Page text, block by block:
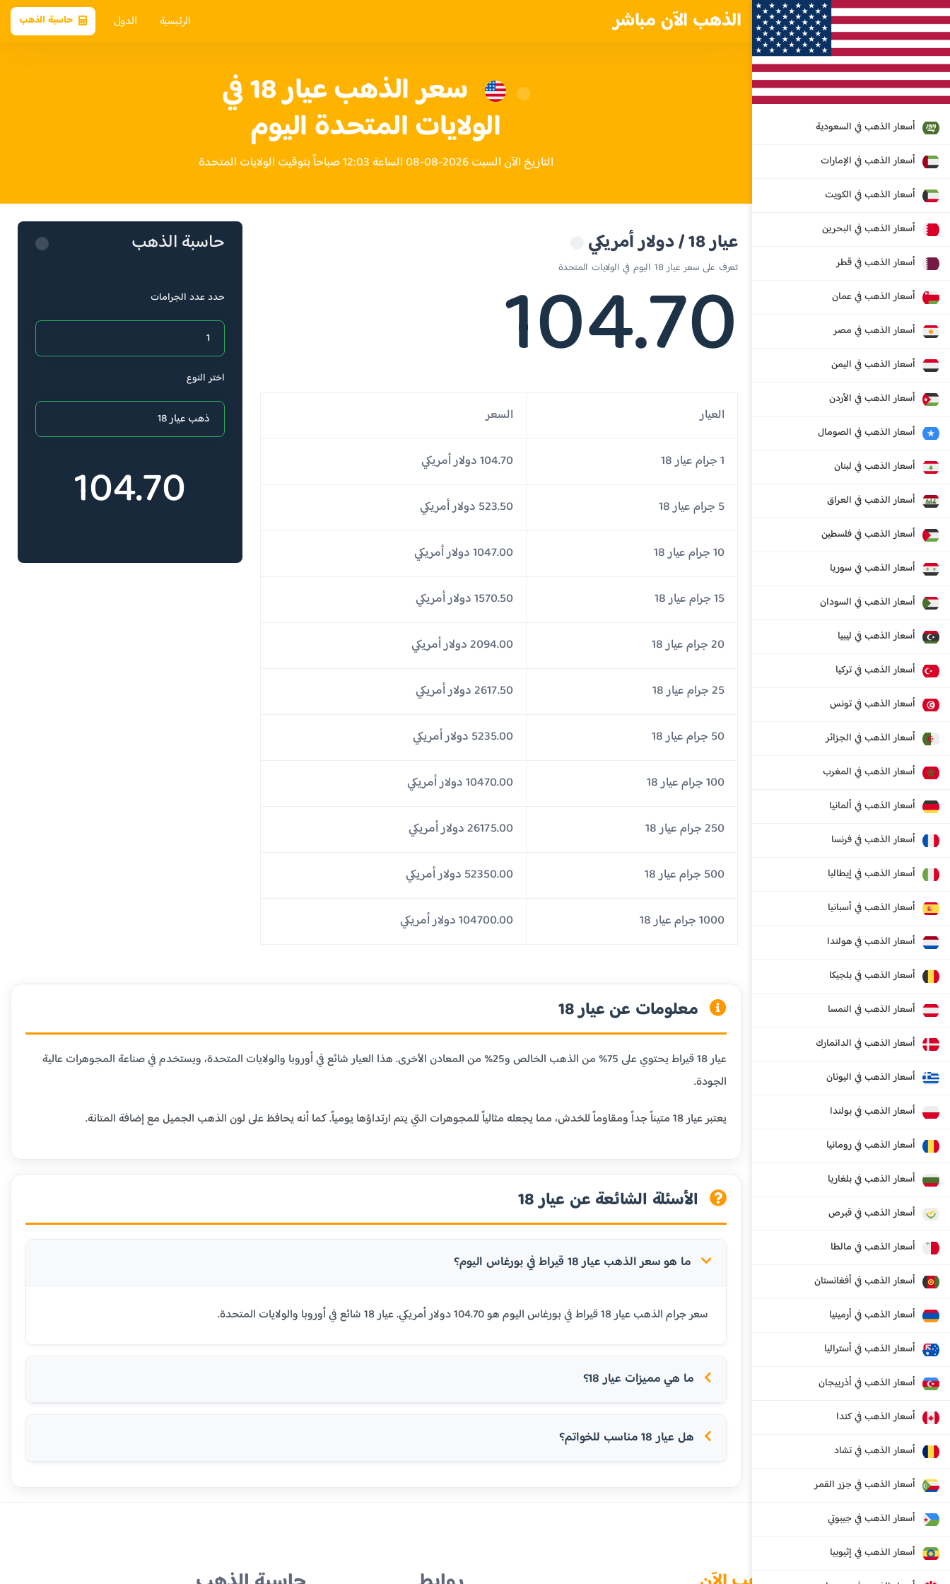
الذهب الآن مباشر الرئيسية الدول حاسبة الذهب
أسعار الذهب في السعودية
أسعار الذهب في الإمارات
أسعار الذهب في الكويت
أسعار الذهب في البحرين
أسعار الذهب في قطر
أسعار الذهب في عمان
أسعار الذهب في مصر
أسعار الذهب في اليمن
أسعار الذهب في الأردن
أسعار الذهب في الصومال
أسعار الذهب في لبنان
أسعار الذهب في العراق
أسعار الذهب في فلسطين
أسعار الذهب في سوريا
أسعار الذهب في السودان
أسعار الذهب في ليبيا
أسعار الذهب في تركيا
أسعار الذهب في تونس
أسعار الذهب في الجزائر
أسعار الذهب في المغرب
أسعار الذهب في ألمانيا
أسعار الذهب في فرنسا
أسعار الذهب في إيطاليا
أسعار الذهب في أسبانيا
أسعار الذهب في هولندا
أسعار الذهب في بلجيكا
أسعار الذهب في النمسا
أسعار الذهب في الدانمارك
أسعار الذهب في اليونان
أسعار الذهب في بولندا
أسعار الذهب في رومانيا
أسعار الذهب في بلغاريا
أسعار الذهب في قبرص
أسعار الذهب في مالطا
أسعار الذهب في أفغانستان
أسعار الذهب في أرمينيا
أسعار الذهب في أستراليا
أسعار الذهب في أذربيجان
أسعار الذهب في كندا
أسعار الذهب في تشاد
أسعار الذهب في جزر القمر
أسعار الذهب في جيبوتي
أسعار الذهب في إثيوبيا
سعر الذهب عيار 18 في
الولايات المتحدة اليوم
التاريخ الآن السبت 2026-08-08 الساعة 12:03 صباحاً بتوقيت الولايات المتحدة
عيار 18 / دولار أمريكي
تعرف على سعر عيار 18 اليوم في الولايات المتحدة
104.70
العيار السعر
1 جرام عيار 18 104.70 دولار أمريكي
5 جرام عيار 18 523.50 دولار أمريكي
10 جرام عيار 18 1047.00 دولار أمريكي
15 جرام عيار 18 1570.50 دولار أمريكي
20 جرام عيار 18 2094.00 دولار أمريكي
25 جرام عيار 18 2617.50 دولار أمريكي
50 جرام عيار 18 5235.00 دولار أمريكي
100 جرام عيار 18 10470.00 دولار أمريكي
250 جرام عيار 18 26175.00 دولار أمريكي
500 جرام عيار 18 52350.00 دولار أمريكي
1000 جرام عيار 18 104700.00 دولار أمريكي
حاسبة الذهب
حدد عدد الجرامات
اختر النوع
104.70
معلومات عن عيار 18
عيار 18 قيراط يحتوي على 75% من الذهب الخالص و25% من المعادن الأخرى. هذا العيار شائع في أوروبا والولايات المتحدة، ويستخدم في صناعة المجوهرات عالية
الجودة.
يعتبر عيار 18 متيناً جداً ومقاوماً للخدش، مما يجعله مثالياً للمجوهرات التي يتم ارتداؤها يومياً. كما أنه يحافظ على لون الذهب الجميل مع إضافة المتانة.
الأسئلة الشائعة عن عيار 18
ما هو سعر الذهب عيار 18 قيراط في بورغاس اليوم؟
سعر جرام الذهب عيار 18 قيراط في بورغاس اليوم هو 104.70 دولار أمريكي. عيار 18 شائع في أوروبا والولايات المتحدة.
ما هي مميزات عيار 18؟
هل عيار 18 مناسب للخواتم؟